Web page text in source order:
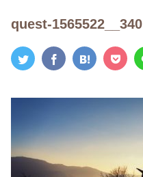
quest-1565522__340